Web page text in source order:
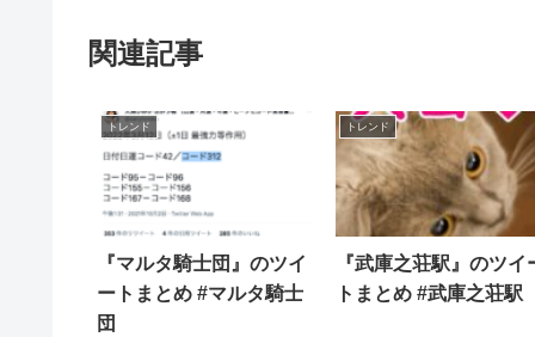
関連記事
トレンド
『マルタ騎士団』のツイ
ートまとめ #マルタ騎士
団
トレンド
『武庫之荘駅』のツイ
トまとめ #武庫之荘駅